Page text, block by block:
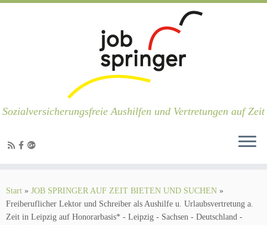
Inhalt
springen
Sozialversicherungsfreie Aushilfen und Vertretungen auf Zeit
Start » JOB SPRINGER AUF ZEIT BIETEN UND SUCHEN »
Freiberuflicher Lektor und Schreiber als Aushilfe u. Urlaubsvertretung a.
Zeit in Leipzig auf Honorarbasis* - Leipzig - Sachsen - Deutschland -